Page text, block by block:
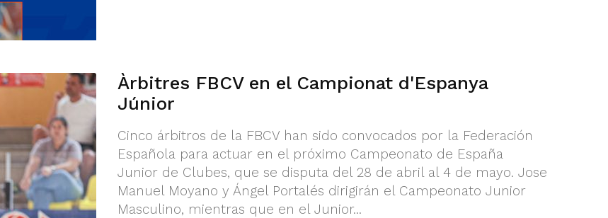
Àrbitres FBCV en el Campionat d'Espanya
Júnior
Cinco árbitros de la FBCV han sido convocados por la Federación
Española para actuar en el próximo Campeonato de España
Junior de Clubes, que se disputa del 28 de abril al 4 de mayo. Jose
Manuel Moyano y Ángel Portalés dirigirán el Campeonato Junior
Masculino, mientras que en el Junior...